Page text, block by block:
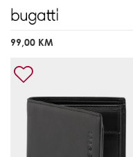
99,00 KM